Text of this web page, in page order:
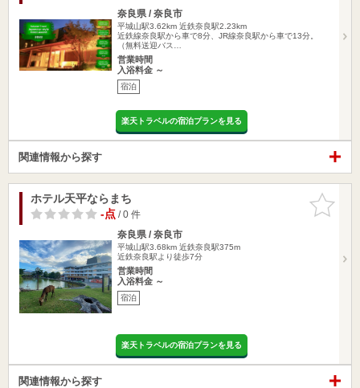
奈良県 / 奈良市
平城山駅3.62km 近鉄奈良駅2.23km
近鉄線奈良駅から車で8分、JR線奈良駅から車で13分。
（無料送迎バス…
営業時間
入浴料金 ～
宿泊
楽天トラベルの宿泊プランを見る
関連情報から探す
お気に入
りに追加
ホテル天平ならまち
-点/ 0 件
奈良県 / 奈良市
平城山駅3.68km 近鉄奈良駅375m
近鉄奈良駅より徒歩7分
営業時間
入浴料金 ～
宿泊
楽天トラベルの宿泊プランを見る
関連情報から探す